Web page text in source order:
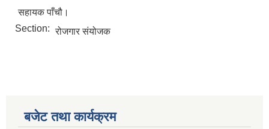
सहायक पाँचौ।
Section: रोजगार संयोजक
बजेट तथा कार्यक्रम